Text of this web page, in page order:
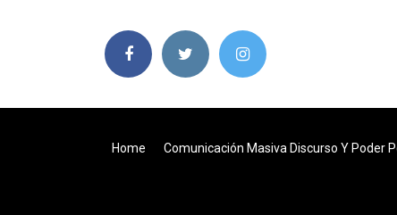
Home Comunicación Masiva Discurso Y Poder